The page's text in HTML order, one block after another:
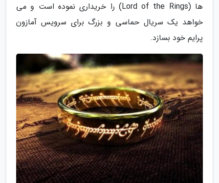
ها (Lord of the Rings) را خریداری نموده است و می
خواهد یک سریال حماسی و بزرگ برای سرویس آمازون
پرایم خود بسازد.